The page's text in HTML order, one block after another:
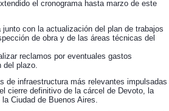
el cronograma hasta marzo de este
con la actualización del plan de trabajos
de obra y de las áreas técnicas del
reclamos por eventuales gastos
del plazo.
de infraestructura más relevantes impulsadas
cierre definitivo de la cárcel de Devoto, la
Ciudad de Buenos Aires.